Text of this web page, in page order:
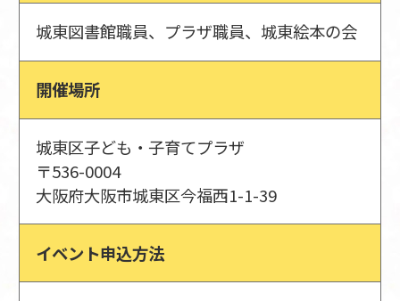
城東図書館職員、プラザ職員、城東絵本の会
開催場所
城東区子ども・子育てプラザ
〒536-0004
大阪府大阪市城東区今福西1-1-39
イベント申込方法